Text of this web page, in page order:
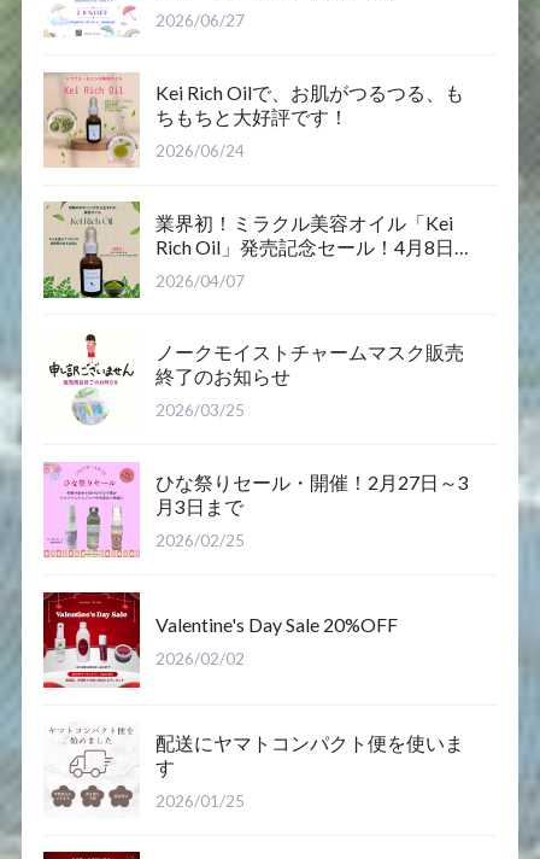
2026/06/27
Kei Rich Oilで、お肌がつるつる、も
ちもちと大好評です！
2026/06/24
業界初！ミラクル美容オイル「Kei
Rich Oil」発売記念セール！4月8日12
時～12日まで
2026/04/07
ノークモイストチャームマスク販売
終了のお知らせ
2026/03/25
ひな祭りセール・開催！2月27日～3
月3日まで
2026/02/25
Valentine's Day Sale 20%OFF
2026/02/02
配送にヤマトコンパクト便を使いま
す
2026/01/25